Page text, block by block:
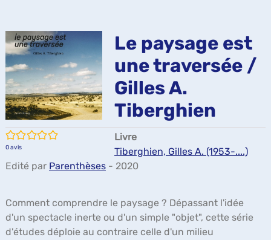
/5
0avis
Le paysage est
une traversée /
Gilles A.
Tiberghien
Livre
Tiberghien, Gilles A. (1953-....)
Edité par Parenthèses - 2020
Comment comprendre le paysage ? Dépassant l'idée
d'un spectacle inerte ou d'un simple "objet", cette série
d'études déploie au contraire celle d'un milieu